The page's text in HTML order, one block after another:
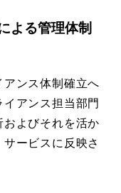
よる管理体制
ンス体制確立へ
アンス担当部門
よびそれを活か
ービスに反映さ